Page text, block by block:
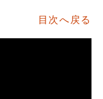
目次へ戻る